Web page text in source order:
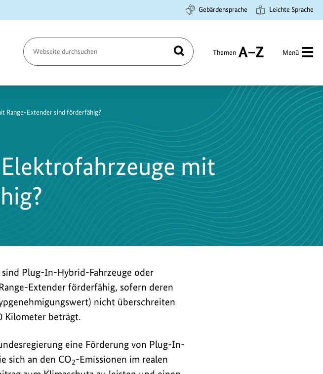
Gebärdensprache Leichte Sprache
Seite
durchsuchen
Suchen Themen
A
Menü
Range-Extender sind förderfähig?
mit
sind Plug-In-Hybrid-Fahrzeuge oder
Extender förderfähig, sofern deren
nicht überschreiten
Kilometer beträgt.
eine Förderung von Plug-In-
sich an den CO2-Emissionen im realen